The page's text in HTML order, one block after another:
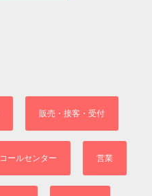
販売・接客・受付
コールセンター 営業